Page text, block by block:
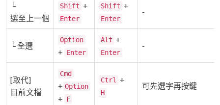
└
選至上一個
Shift +
Enter
Shift +
Enter
-
└ 全選
Option
+ Enter
Alt +
Enter
-
[取代]
目前文檔
Cmd
+ Option
+ F
Ctrl +
H
可先選字再按鍵